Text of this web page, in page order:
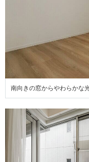
南向きの窓からやわらかな